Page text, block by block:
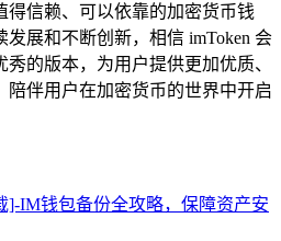
得信赖、可以依靠的加密货币钱
展和不断创新，相信 imToken 会
的版本，为用户提供更加优质、
陪伴用户在加密货币的世界中开启
]-IM钱包备份全攻略，保障资产安